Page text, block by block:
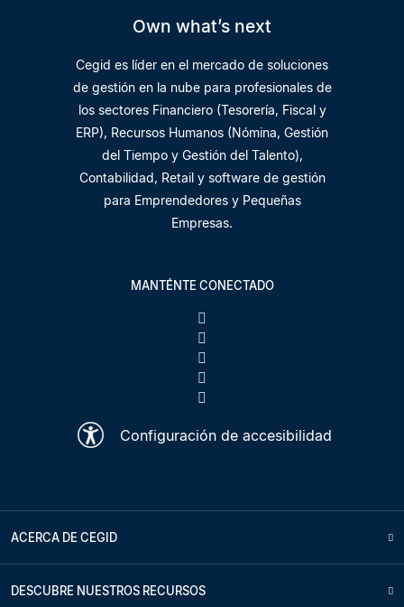
Own what’s next
Cegid es líder en el mercado de soluciones
de gestión en la nube para profesionales de
los sectores Financiero (Tesorería, Fiscal y
ERP), Recursos Humanos (Nómina, Gestión
del Tiempo y Gestión del Talento),
Contabilidad, Retail y software de gestión
para Emprendedores y Pequeñas
Empresas.
MANTÉNTE CONECTADO
Configuración de accesibilidad
ACERCA DE CEGID
DESCUBRE NUESTROS RECURSOS